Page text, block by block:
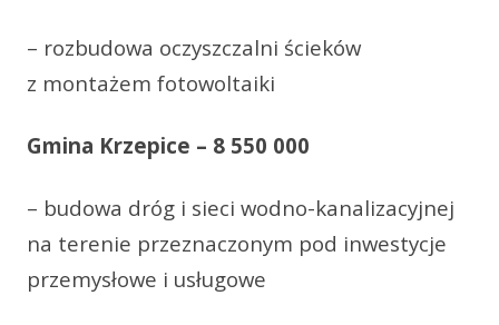
– rozbudowa oczyszczalni ścieków
z montażem fotowoltaiki
Gmina Krzepice – 8 550 000
– budowa dróg i sieci wodno-kanalizacyjnej
na terenie przeznaczonym pod inwestycje
przemysłowe i usługowe